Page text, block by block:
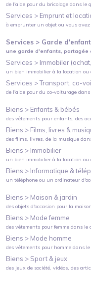
de l'aide pour du bricolage dans le
Services > Emprunt et
à emprunter un objet ou vous
Services > Garde
une garde d'enfants, partagée
Services > Immobiler
un bien immobilier à la location ou
Services >Transport, co-
de l'aide pour du co-voiturage
Biens > Enfants & bébés
des vêtements pour enfants, des
Biens > Films, livres &
des films, livres, de la musique
Biens > Immobilier
un bien immobilier à la location ou
Biens > Informatique &
un téléphone ou un ordinateur
Biens > Maison & jardin
des objets d'occasion pour la
Biens > Mode femme
des vêtements pour femme dans le
Biens > Mode homme
des vêtements pour homme dans
Biens > Sport & jeux
des jeux de société, vidéos, des